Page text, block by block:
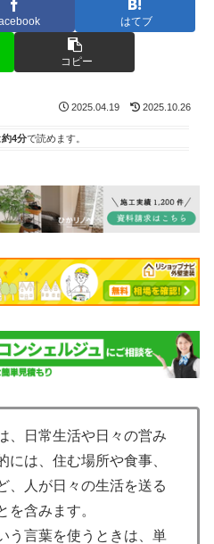
はてブ
コピー
2025.04.19 2025.10.26
約4分で読めます。
、日常生活や日々の営み
には、住む場所や食事、
、人が日々の生活を送る
を含みます。
う言葉を使うときは、単